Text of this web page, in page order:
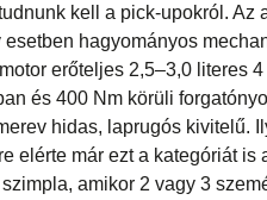
kell a pick-upokról.
hagyományos
erőteljes 2,5–3,0 literes
és 400 Nm körüli
hidas, laprugós kivitelű.
elérte már ezt a kategóriát
amikor 2 vagy 3